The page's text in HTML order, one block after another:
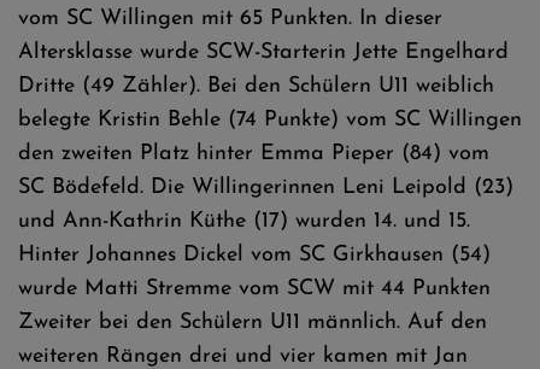
vom SC Willingen mit 65 Punkten. In dieser
Altersklasse wurde SCW-Starterin Jette Engelhard
Dritte (49 Zähler). Bei den Schülern U11 weiblich
belegte Kristin Behle (74 Punkte) vom SC Willingen
den zweiten Platz hinter Emma Pieper (84) vom
SC Bödefeld. Die Willingerinnen Leni Leipold (23)
und Ann-Kathrin Küthe (17) wurden 14. und 15.
Hinter Johannes Dickel vom SC Girkhausen (54)
wurde Matti Stremme vom SCW mit 44 Punkten
Zweiter bei den Schülern U11 männlich. Auf den
weiteren Rängen drei und vier kamen mit Jan